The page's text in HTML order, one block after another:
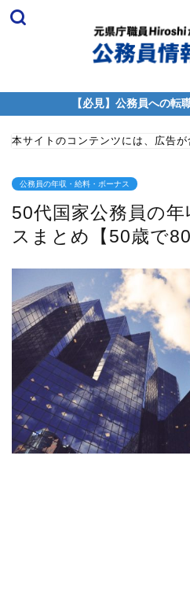
【必見】公務員への転
本サイトのコンテンツには、広告が
公務員の年収・給料・ボーナス
50代国家公務員の
スまとめ【50歳で